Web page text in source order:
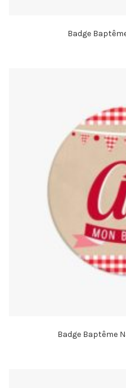
Badge
Badge Baptême